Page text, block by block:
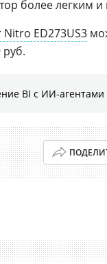
более легким
Nitro ED273US3
руб.
BI с ИИ-агентами